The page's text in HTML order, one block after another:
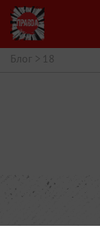
Блог > 18